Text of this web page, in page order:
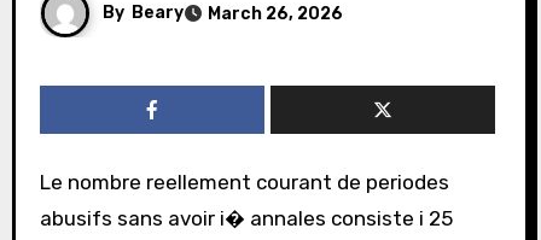
By Beary March 26, 2026
Le nombre reellement courant de periodes
abusifs sans avoir i� annales consiste i 25